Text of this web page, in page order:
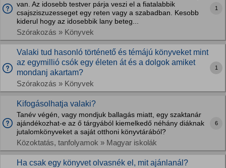
van. Az idosebb testver párja veszi el a fiatalabbik
csajsziszuzesseget egy reten vagy a szabadban. Kesobb
kiderul hogy az idosebbik lany beteg...
Szórakozás » Könyvek
1
Valaki tud hasonló történető és témájú könyveket mint
az egymillió csók egy életen át és a dolgok amiket
mondanj akartam?
Szórakozás » Könyvek
1
Kifogásolhatja valaki?
Tanév végén, vagy mondjuk ballagás miatt, egy szaktanár
ajándékozhat-e az ő tárgyából kiemelkedő néhány diáknak
jutalomkönyveket a saját otthoni könyvtárából?
Közoktatás, tanfolyamok » Magyar iskolák
6
Ha csak egy könyvet olvasnék el, mit ajánlanál?